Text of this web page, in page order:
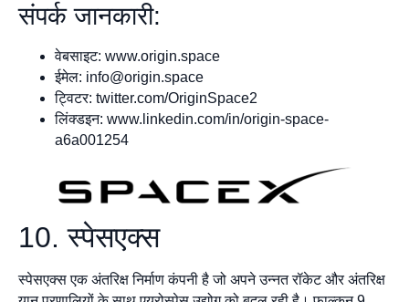
संपर्क जानकारी:
वेबसाइट: www.origin.space
ईमेल: info@origin.space
ट्विटर: twitter.com/OriginSpace2
लिंक्डइन: www.linkedin.com/in/origin-space-
a6a001254
10. स्पेसएक्स
स्पेसएक्स एक अंतरिक्ष निर्माण कंपनी है जो अपने उन्नत रॉकेट और अंतरिक्ष